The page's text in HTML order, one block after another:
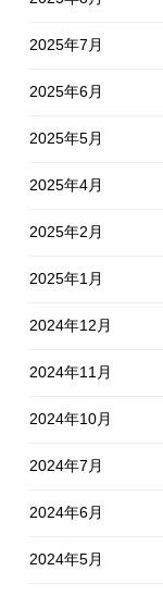
2025年7月
2025年6月
2025年5月
2025年4月
2025年2月
2025年1月
2024年12月
2024年11月
2024年10月
2024年7月
2024年6月
2024年5月